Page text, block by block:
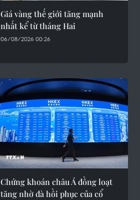
Giá vàng thế giới tăng mạnh
nhất kể từ tháng Hai
06/08/2026 00:26
Chứng khoán châu Á đồng loạt
tăng nhờ đà hồi phục của cổ